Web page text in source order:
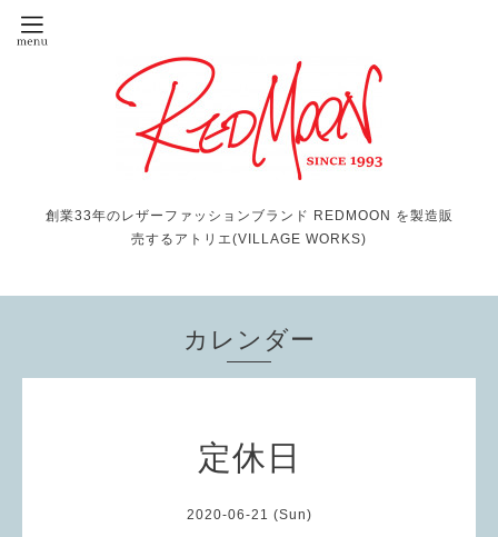
創業33年のレザーファッションブランド REDMOON を製造販
売するアトリエ(VILLAGE WORKS)
カレンダー
定休日
2020-06-21 (Sun)